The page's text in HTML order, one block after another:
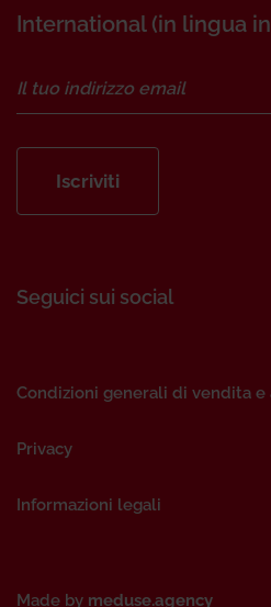
International (in lingua
Iscriviti
Seguici sui social
Made by meduse.agency
Condizioni generali di vendita e
Privacy
Informazioni legali